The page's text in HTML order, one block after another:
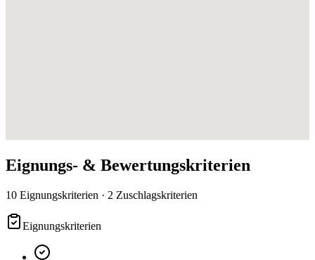
Eignungs- & Bewertungskriterien
10 Eignungskriterien · 2 Zuschlagskriterien
Eignungskriterien